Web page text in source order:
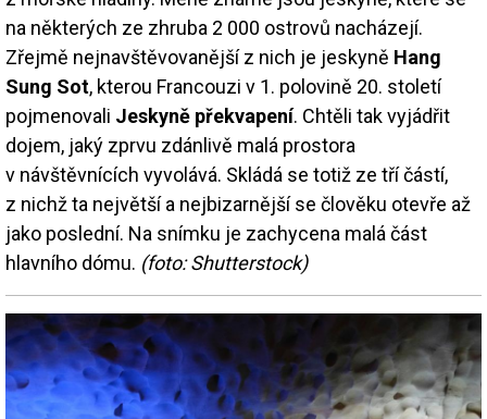
na některých ze zhruba 2 000 ostrovů nacházejí.
Zřejmě nejnavštěvovanější z nich je jeskyně Hang
Sung Sot, kterou Francouzi v 1. polovině 20. století
pojmenovali Jeskyně překvapení. Chtěli tak vyjádřit
dojem, jaký zprvu zdánlivě malá prostora
v návštěvnících vyvolává. Skládá se totiž ze tří částí,
z nichž ta největší a nejbizarnější se člověku otevře až
jako poslední. Na snímku je zachycena malá část
hlavního dómu. (foto: Shutterstock)